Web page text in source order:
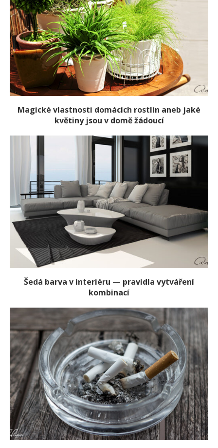
Magické vlastnosti domácích rostlin aneb jaké
květiny jsou v domě žádoucí
Šedá barva v interiéru — pravidla vytváření
kombinací